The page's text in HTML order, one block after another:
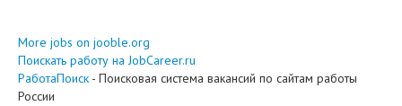
More jobs on jooble.org
Поискать работу на JobCareer.ru
РаботаПоиск - Поисковая система вакансий по сайтам работы
России